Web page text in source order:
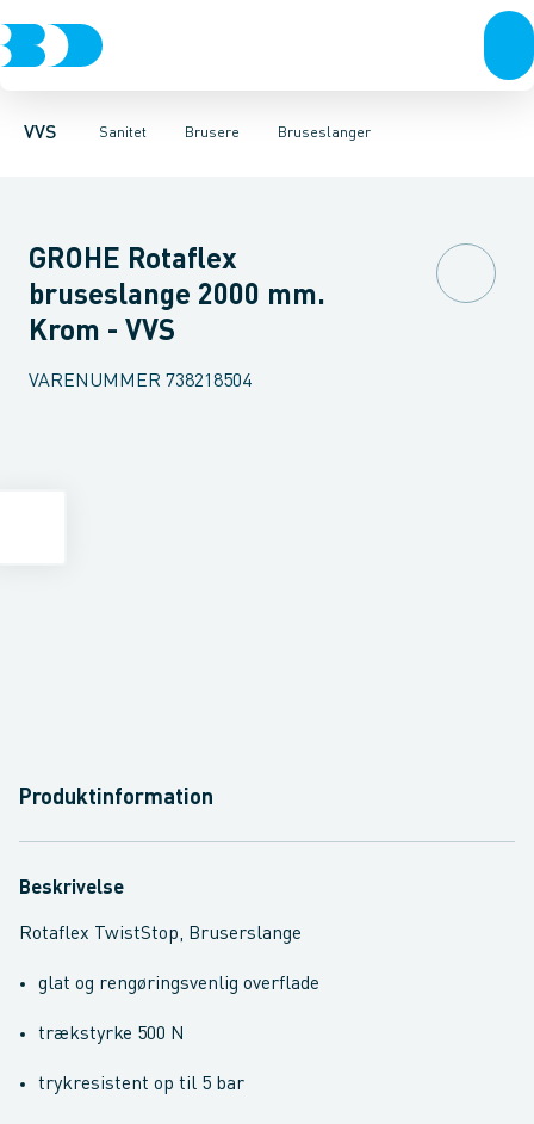
VVS Sanitet
Rør & fittingsPressfittings & rørKuglehaner & ventiler
Brusere
Toiletter, sæder og cisterner VaskeArmaturer
Bruseslanger
HåndbrusereBruseslanger BrusesætBrusestænger
GROHE Rotaflex
bruseslange 2000 mm.
Krom - VVS
VARENUMMER 738218504
Produktinformation
Beskrivelse
Rotaflex TwistStop, Bruserslange
glat og rengøringsvenlig overflade
trækstyrke 500 N
trykresistent op til 5 bar